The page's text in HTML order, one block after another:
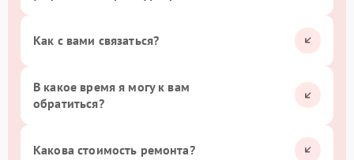
Как с вами связаться?
В какое время я могу к вам
обратиться?
Какова стоимость ремонта?